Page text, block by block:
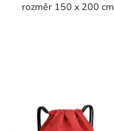
rozměr 150 x 200 cm